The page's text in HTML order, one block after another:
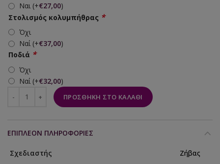
Ναι (+€27,00)
Στολισμός κολυμπήθρας *
Όχι
Ναί (+€37,00)
Ποδιά *
Όχι
Ναί (+€32,00)
ΠΡΟΣΘΉΚΗ ΣΤΟ ΚΑΛΆΘΙ
ΕΠΙΠΛΈΟΝ ΠΛΗΡΟΦΟΡΊΕΣ
Σχεδιαστής Ζήβας